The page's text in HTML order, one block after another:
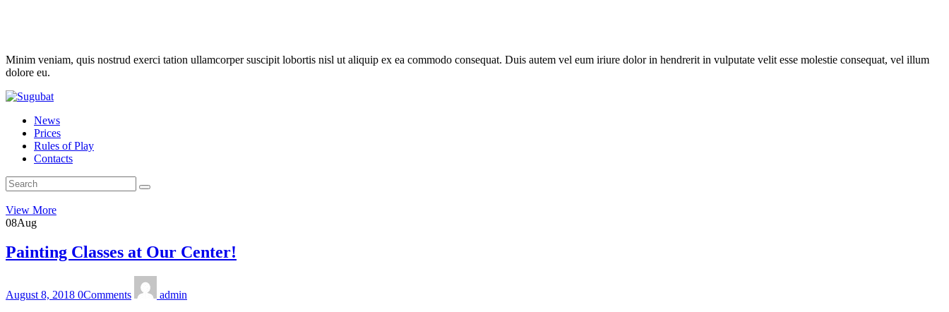
Minim veniam, quis nostrud exerci tation ullamcorper suscipit lobortis nisl ut aliquip ex ea commodo consequat. Duis autem vel eum iriure dolor in hendrerit in vulputate velit esse molestie consequat, vel illum
dolore eu.
News
Prices
Rules of Play
Contacts
View More
08Aug
Painting Classes at Our Center!
August 8, 2018 0Comments
admin